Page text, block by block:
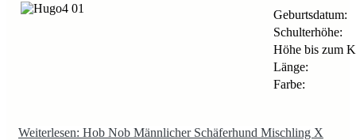
Geburtsdatum:
Schulterhöhe:
Höhe bis zum
Länge:
Farbe:
Weiterlesen: Hob Nob Männlicher Schäferhund Mischling X